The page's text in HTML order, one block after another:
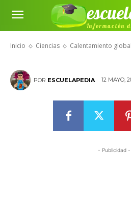
Información
Inicio Ciencias Calentamiento
Calentamiento
ambiente
POR ESCUELAPEDIA 12 MAYO,
- Publicidad -